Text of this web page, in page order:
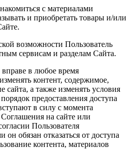
с материалами
и приобретать товары и/или
возможности Пользователь
сервисам и разделам Сайта.
в любое время
контент, содержимое,
а также изменять условия
предоставления доступа
в силу с момента
на сайте или
Пользователя
обязан отказаться от доступа
контента, материалов